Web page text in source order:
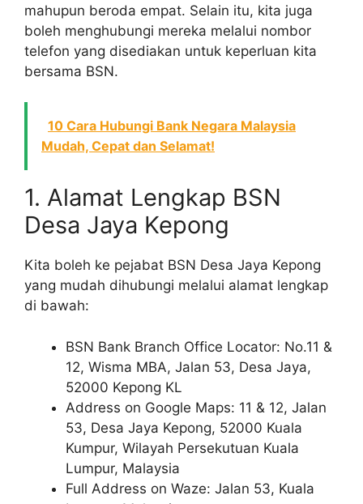
mahupun beroda empat. Selain itu, kita juga
boleh menghubungi mereka melalui nombor
telefon yang disediakan untuk keperluan kita
bersama BSN.
10 Cara Hubungi Bank Negara Malaysia
Mudah, Cepat dan Selamat!
1. Alamat Lengkap BSN
Desa Jaya Kepong
Kita boleh ke pejabat BSN Desa Jaya Kepong
yang mudah dihubungi melalui alamat lengkap
di bawah:
BSN Bank Branch Office Locator: No.11 &
12, Wisma MBA, Jalan 53, Desa Jaya,
52000 Kepong KL
Address on Google Maps: 11 & 12, Jalan
53, Desa Jaya Kepong, 52000 Kuala
Kumpur, Wilayah Persekutuan Kuala
Lumpur, Malaysia
Full Address on Waze: Jalan 53, Kuala